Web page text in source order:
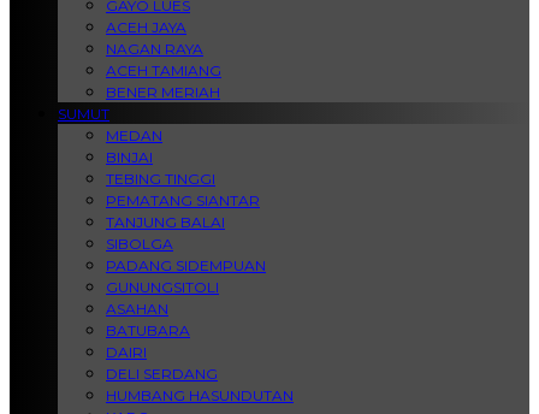
GAYO LUES
ACEH JAYA
NAGAN RAYA
ACEH TAMIANG
BENER MERIAH
SUMUT
MEDAN
BINJAI
TEBING TINGGI
PEMATANG SIANTAR
TANJUNG BALAI
SIBOLGA
PADANG SIDEMPUAN
GUNUNGSITOLI
ASAHAN
BATUBARA
DAIRI
DELI SERDANG
HUMBANG HASUNDUTAN